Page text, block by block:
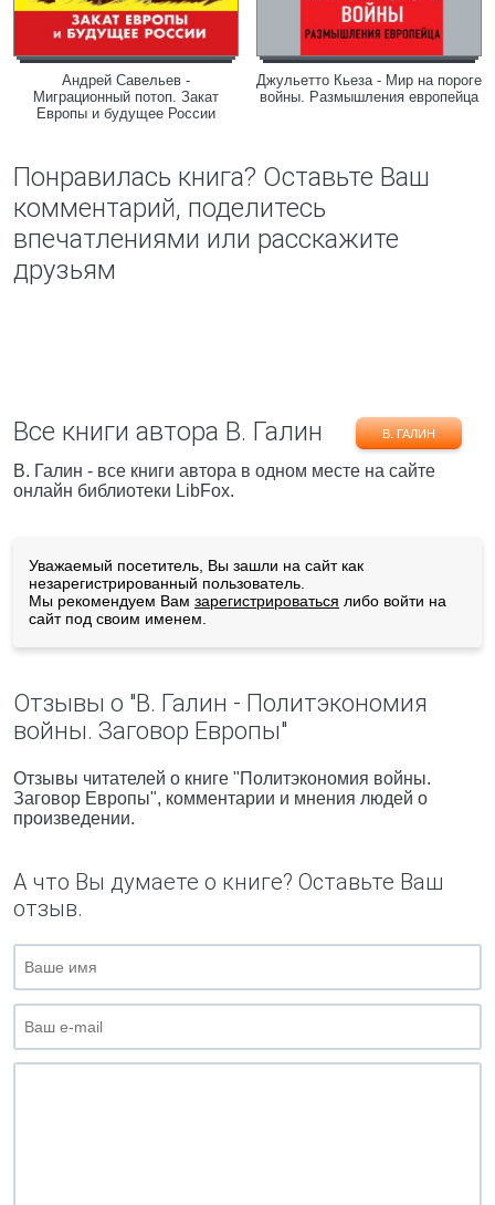
Андрей Савельев -
Миграционный потоп. Закат
Европы и будущее России
Джульетто Кьеза - Мир на пороге
войны. Размышления европейца
Понравилась книга? Оставьте Ваш
комментарий, поделитесь
впечатлениями или расскажите
друзьям
Все книги автора В. Галин В. ГАЛИН
В. Галин - все книги автора в одном месте на сайте
онлайн библиотеки LibFox.
Уважаемый посетитель, Вы зашли на сайт как
незарегистрированный пользователь.
Мы рекомендуем Вам зарегистрироваться либо войти на
сайт под своим именем.
Отзывы о "В. Галин - Политэкономия
войны. Заговор Европы"
Отзывы читателей о книге "Политэкономия войны.
Заговор Европы", комментарии и мнения людей о
произведении.
А что Вы думаете о книге? Оставьте Ваш
отзыв.